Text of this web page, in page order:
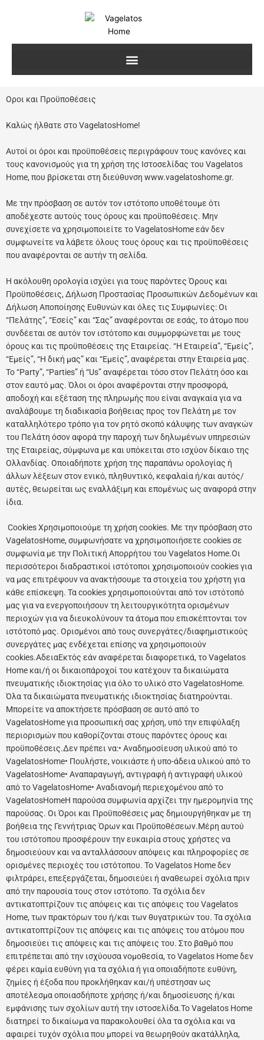
Οροι και Προϋποθέσεις
Καλώς ήλθατε στο VagelatosHome!
Αυτοί οι όροι και προϋποθέσεις περιγράφουν τους κανόνες και
τους κανονισμούς για τη χρήση της Ιστοσελίδας του Vagelatos
Home, που βρίσκεται στη διεύθυνση www.vagelatoshome.gr.
Με την πρόσβαση σε αυτόν τον ιστότοπο υποθέτουμε ότι
αποδέχεστε αυτούς τους όρους και προϋποθέσεις. Μην
συνεχίσετε να χρησιμοποιείτε το VagelatosHome εάν δεν
συμφωνείτε να λάβετε όλους τους όρους και τις προϋποθέσεις
που αναφέρονται σε αυτήν τη σελίδα.
Η ακόλουθη ορολογία ισχύει για τους παρόντες Όρους και
Προϋποθέσεις, Δήλωση Προστασίας Προσωπικών Δεδομένων και
Δήλωση Αποποίησης Ευθυνών και όλες τις Συμφωνίες: Οι
“Πελάτης”, “Εσείς” και “Σας” αναφέρονται σε εσάς, το άτομο που
συνδέεται σε αυτόν τον ιστότοπο και συμμορφώνεται με τους
όρους και τις προϋποθέσεις της Εταιρείας. “Η Εταιρεία”, “Εμείς”,
“Εμείς”, “Η δική μας” και “Εμείς”, αναφέρεται στην Εταιρεία μας.
Το “Party”, “Parties” ή “Us” αναφέρεται τόσο στον Πελάτη όσο και
στον εαυτό μας. Όλοι οι όροι αναφέρονται στην προσφορά,
αποδοχή και εξέταση της πληρωμής που είναι αναγκαία για να
αναλάβουμε τη διαδικασία βοήθειας προς τον Πελάτη με τον
καταλληλότερο τρόπο για τον ρητό σκοπό κάλυψης των αναγκών
του Πελάτη όσον αφορά την παροχή των δηλωμένων υπηρεσιών
της Εταιρείας, σύμφωνα με και υπόκειται στο ισχύον δίκαιο της
Ολλανδίας. Οποιαδήποτε χρήση της παραπάνω ορολογίας ή
άλλων λέξεων στον ενικό, πληθυντικό, κεφαλαία ή/και αυτός/
αυτές, θεωρείται ως εναλλάξιμη και επομένως ως αναφορά στην
ίδια.
Cookies Χρησιμοποιούμε τη χρήση cookies. Με την πρόσβαση στο
VagelatosHome, συμφωνήσατε να χρησιμοποιήσετε cookies σε
συμφωνία με την Πολιτική Απορρήτου του Vagelatos Home.Οι
περισσότεροι διαδραστικοί ιστότοποι χρησιμοποιούν cookies για
να μας επιτρέψουν να ανακτήσουμε τα στοιχεία του χρήστη για
κάθε επίσκεψη. Τα cookies χρησιμοποιούνται από τον ιστότοπό
μας για να ενεργοποιήσουν τη λειτουργικότητα ορισμένων
περιοχών για να διευκολύνουν τα άτομα που επισκέπτονται τον
ιστότοπό μας. Ορισμένοι από τους συνεργάτες/διαφημιστικούς
συνεργάτες μας ενδέχεται επίσης να χρησιμοποιούν
cookies.ΑδειαΕκτός εάν αναφέρεται διαφορετικά, το Vagelatos
Home και/ή οι δικαιοπάροχοί του κατέχουν τα δικαιώματα
πνευματικής ιδιοκτησίας για όλο το υλικό στο VagelatosHome.
Όλα τα δικαιώματα πνευματικής ιδιοκτησίας διατηρούνται.
Μπορείτε να αποκτήσετε πρόσβαση σε αυτό από το
VagelatosHome για προσωπική σας χρήση, υπό την επιφύλαξη
περιορισμών που καθορίζονται στους παρόντες όρους και
προϋποθέσεις.Δεν πρέπει να:• Αναδημοσίευση υλικού από το
VagelatosHome• Πουλήστε, νοικιάστε ή υπο-άδεια υλικού από το
VagelatosHome• Αναπαραγωγή, αντιγραφή ή αντιγραφή υλικού
από το VagelatosHome• Αναδιανομή περιεχομένου από το
VagelatosHomeΗ παρούσα συμφωνία αρχίζει την ημερομηνία της
παρούσας. Οι Όροι και Προϋποθέσεις μας δημιουργήθηκαν με τη
βοήθεια της Γεννήτριας Όρων και Προϋποθέσεων.Μέρη αυτού
του ιστότοπου προσφέρουν την ευκαιρία στους χρήστες να
δημοσιεύουν και να ανταλλάσσουν απόψεις και πληροφορίες σε
ορισμένες περιοχές του ιστότοπου. Το Vagelatos Home δεν
φιλτράρει, επεξεργάζεται, δημοσιεύει ή αναθεωρεί σχόλια πριν
από την παρουσία τους στον ιστότοπο. Τα σχόλια δεν
αντικατοπτρίζουν τις απόψεις και τις απόψεις του Vagelatos
Home, των πρακτόρων του ή/και των θυγατρικών του. Τα σχόλια
αντικατοπτρίζουν τις απόψεις και τις απόψεις του ατόμου που
δημοσιεύει τις απόψεις και τις απόψεις του. Στο βαθμό που
επιτρέπεται από την ισχύουσα νομοθεσία, το Vagelatos Home δεν
φέρει καμία ευθύνη για τα σχόλια ή για οποιαδήποτε ευθύνη,
ζημίες ή έξοδα που προκλήθηκαν και/ή υπέστησαν ως
αποτέλεσμα οποιασδήποτε χρήσης ή/και δημοσίευσης ή/και
εμφάνισης των σχολίων αυτή την ιστοσελίδα.Το Vagelatos Home
διατηρεί το δικαίωμα να παρακολουθεί όλα τα σχόλια και να
αφαιρεί τυχόν σχόλια που μπορεί να θεωρηθούν ακατάλληλα,